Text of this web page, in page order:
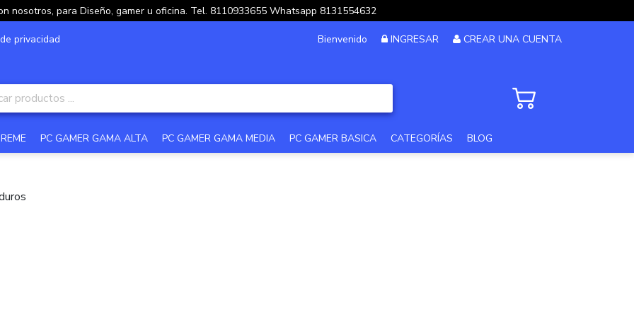
nosotros, para Diseño, gamer u oficina. Tel. 8110933655 Whatsapp 8131554632
privacidad Bienvenido INGRESAR CREAR UNA CUENTA
PC GAMER GAMA ALTA PC GAMER GAMA MEDIA PC GAMER BASICA CATEGORÍAS BLOG